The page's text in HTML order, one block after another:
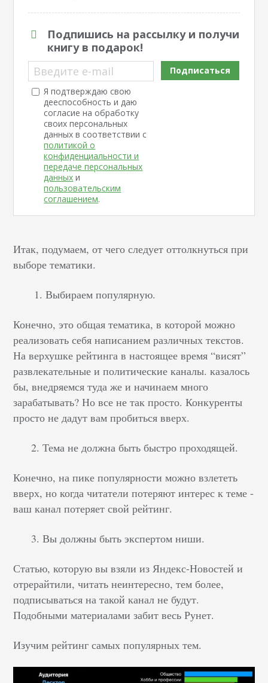
Подпишись на рассылку и получи
книгу в подарок!
Введите e-mail
Я подтверждаю свою
дееспособность и даю
согласие на обработку
своих персональных
данных в соответствии с
политикой о
конфиденциальности и
передаче персональных
данных и
пользовательским
соглашением.
Подписаться
Итак, подумаем, от чего следует оттолкнуться при
выборе тематики.
Выбираем популярную.
Конечно, это общая тематика, в которой можно
реализовать себя написанием различных текстов.
На верхушке рейтинга в настоящее время “висят”
развлекательные и политические каналы. казалось
бы, внедряемся туда же и начинаем много
зарабатывать? Но все не так просто. Конкуренты
просто не дадут вам пробиться вверх.
2. Тема не должна быть быстро проходящей.
Конечно, на пике популярности можно взлететь
вверх, но когда читатели потеряют интерес к теме -
ваш канал потеряет свой рейтинг.
3. Вы должны быть экспертом ниши.
Статью, которую вы взяли из Яндекс-Новостей и
отрерайтили, читать неинтересно, тем более,
подписываться на такой канал не будут.
Подобными материалами забит весь Рунет.
Изучим рейтинг самых популярных тем.